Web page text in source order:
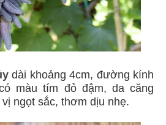
dài khoảng 4cm, đường kính
màu tím đỏ đậm, da căng
ngọt sắc, thơm dịu nhẹ.